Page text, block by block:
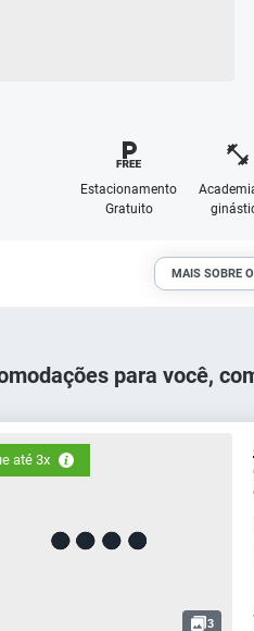
Estacionamento
Gratuito
MAIS SOBRE
para você,
até 3x
3